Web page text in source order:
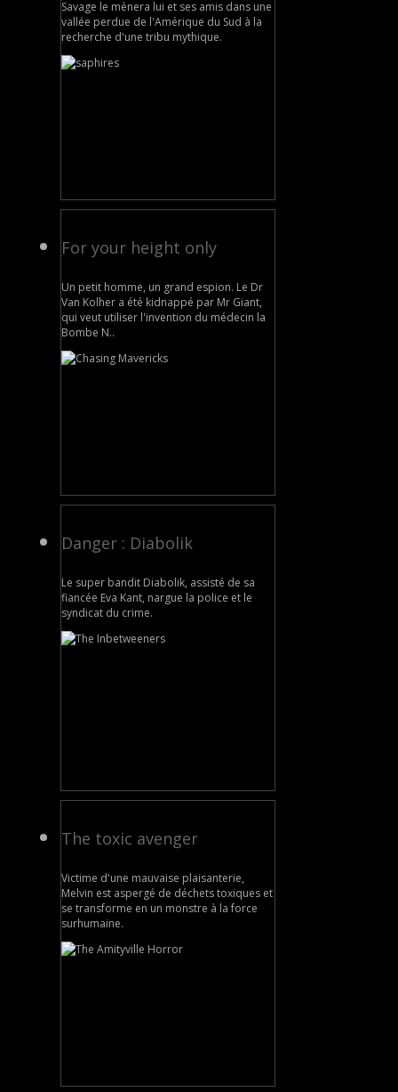
Savage le mènera lui et ses amis dans une
vallée perdue de l'Amérique du Sud à la
recherche d'une tribu mythique.
For your height only
Un petit homme, un grand espion. Le Dr
Van Kolher a été kidnappé par Mr Giant,
qui veut utiliser l'invention du médecin la
Bombe N..
Danger : Diabolik
Le super bandit Diabolik, assisté de sa
fiancée Eva Kant, nargue la police et le
syndicat du crime.
The toxic avenger
Victime d'une mauvaise plaisanterie,
Melvin est aspergé de déchets toxiques et
se transforme en un monstre à la force
surhumaine.